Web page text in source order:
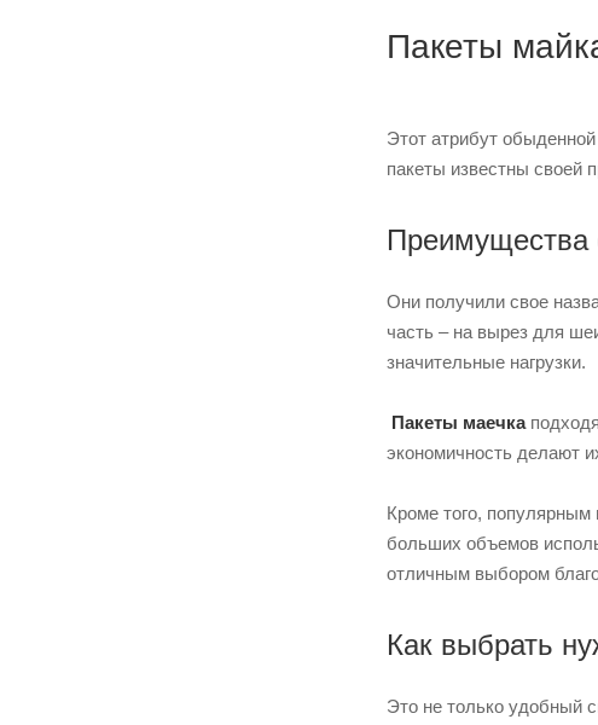
Пакеты
Этот атрибут
пакеты известны своей
Преимущества
Они получили свое
часть – на вырез для
значительные нагрузки.
Пакеты маечка
экономичность делают
Кроме того, популярным
больших объемов
отличным выбором
Как выбрать
Это не только удобный